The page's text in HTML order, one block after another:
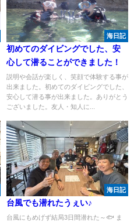
海日記
初めてのダイビングでした、安
心して潜ることができました！
説明や会話が楽しく、笑顔で体験する事が
出来ました。初めてのダイビングでした、
安心して潜る事が出来ました。ありがとう
ございました。友人・知人に...
海日記
台風でも潜れたうぇい♪
台風にもめげず結局3日間潜れた～🐟 ま